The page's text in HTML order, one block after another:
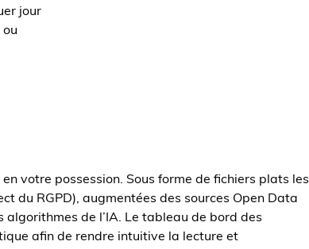
jour
votre possession. Sous forme de fichiers plats les
du RGPD), augmentées des sources Open Data
de l’IA. Le tableau de bord des
afin de rendre intuitive la lecture et